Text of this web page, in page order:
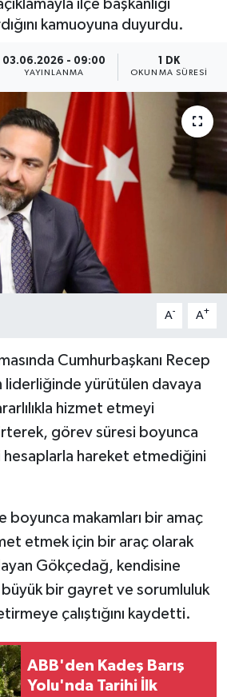
ilçe başkanlığı
kamuoyuna duyurdu.
03.06.2026 - 09:00
YAYINLANMA
1 DK
OKUNMA SÜRESI
A- A+
Cumhurbaşkanı Recep
liderliğinde yürütülen davaya
hizmet etmeyi
görev süresi boyunca
hesaplarla hareket etmediğini
boyunca makamları bir amaç
etmek için bir araç olarak
Gökçedağ, kendisine
bir gayret ve sorumluluk
çalıştığını kaydetti.
ABB'den Kadeş Barış
Yolu'nda Tarihi İlk